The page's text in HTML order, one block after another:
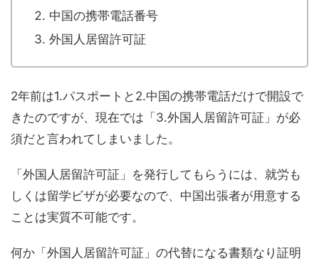
中国の携帯電話番号
外国人居留許可証
2年前は1.パスポートと2.中国の携帯電話だけで開設で
きたのですが、現在では「3.外国人居留許可証」が必
須だと言われてしまいました。
「外国人居留許可証」を発行してもらうには、就労も
しくは留学ビザが必要なので、中国出張者が用意する
ことは実質不可能です。
何か「外国人居留許可証」の代替になる書類なり証明